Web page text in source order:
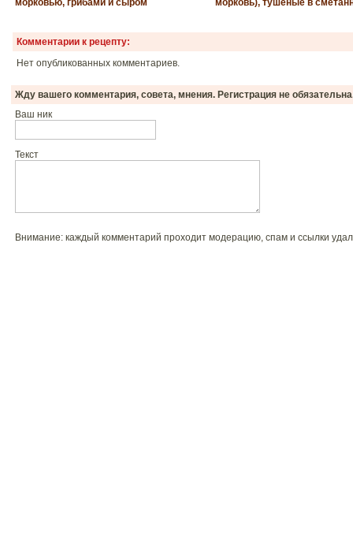
морковью, грибами и сыром морковь), тушеные в
Комментарии к рецепту:
Нет опубликованных комментариев.
Жду вашего комментария, совета, мнения. Регистрация не
Ваш ник
Текст
Внимание: каждый комментарий проходит модерацию, спам и ссылки